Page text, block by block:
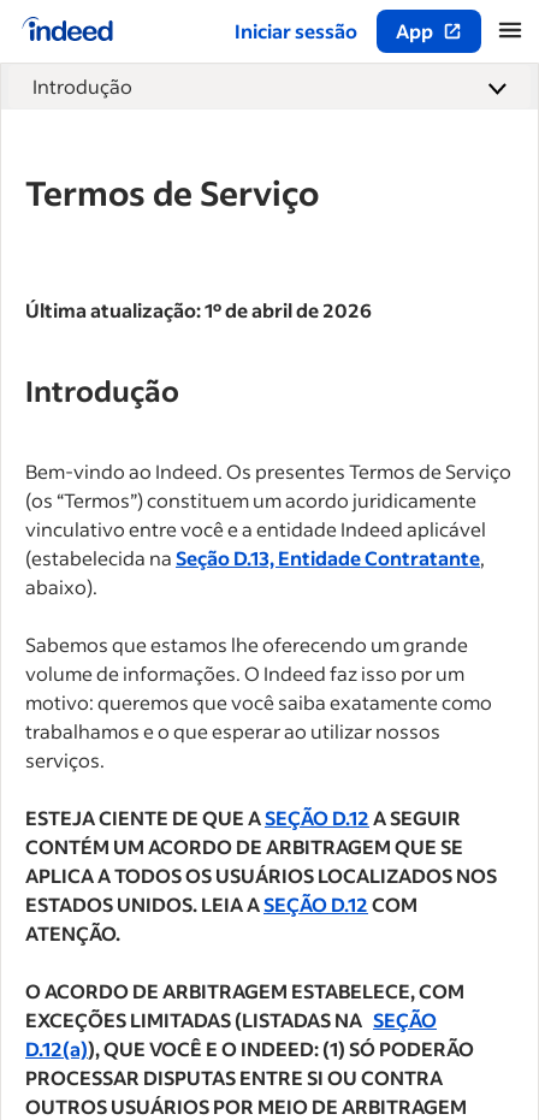
Iniciar sessão App
Início do conteúdo principal
Introdução
Termos de Serviço
Última atualização: 1º de abril de 2026
Introdução
Bem-vindo ao Indeed. Os presentes Termos de Serviço
(os “Termos”) constituem um acordo juridicamente
vinculativo entre você e a entidade Indeed aplicável
(estabelecida naSeção D.13, Entidade Contratante,
abaixo).
Sabemos que estamos lhe oferecendo um grande
volume de informações. O Indeed faz isso por um
motivo: queremos que você saiba exatamente como
trabalhamos e o que esperar ao utilizar nossos
serviços.
ESTEJA CIENTE DE QUE ASEÇÃO D.12A SEGUIR
CONTÉM UM ACORDO DE ARBITRAGEM QUE SE
APLICA A TODOS OS USUÁRIOS LOCALIZADOS NOS
ESTADOS UNIDOS. LEIA ASEÇÃO D.12COM
ATENÇÃO.
O ACORDO DE ARBITRAGEM ESTABELECE, COM
EXCEÇÕES LIMITADAS (LISTADAS NA SEÇÃO
D.12(a)), QUE VOCÊ E O INDEED: (1) SÓ PODERÃO
PROCESSAR DISPUTAS ENTRE SI OU CONTRA
OUTROS USUÁRIOS POR MEIO DE ARBITRAGEM